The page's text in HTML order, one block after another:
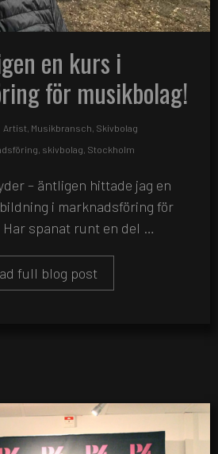
en kurs i
för musikbolag!
Artist, Musikbransch, Skivbolag
, skivbolag, Stockholm
– äntligen hittade jag en
i marknadsföring för
Har spanat runt en del …
full blog post